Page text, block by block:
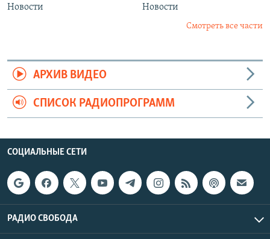
Новости Новости
Смотреть все части
АРХИВ ВИДЕО
СПИСОК РАДИОПРОГРАММ
СОЦИАЛЬНЫЕ СЕТИ
РАДИО СВОБОДА